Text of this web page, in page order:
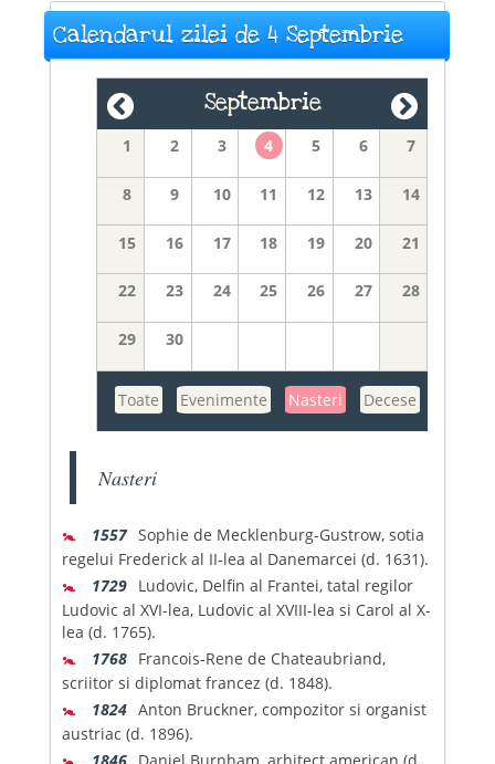
Calendarul zilei de 4 Septembrie
Septembrie
1 2 3 4 5 6 7
8 9 10 11 12 13 14
15 16 17 18 19 20 21
22 23 24 25 26 27 28
29 30
Toate Evenimente Nasteri Decese
Nasteri
🚼 1557 Sophie de Mecklenburg-Gustrow, sotia
regelui Frederick al II-lea al Danemarcei (d. 1631).
🚼 1729 Ludovic, Delfin al Frantei, tatal regilor
Ludovic al XVI-lea, Ludovic al XVIII-lea si Carol al X-
lea (d. 1765).
🚼 1768 Francois-Rene de Chateaubriand,
scriitor si diplomat francez (d. 1848).
🚼 1824 Anton Bruckner, compozitor si organist
austriac (d. 1896).
🚼 1846 Daniel Burnham, arhitect american (d.